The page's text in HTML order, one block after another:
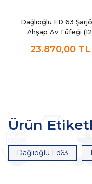
Dağlıoğlu FD 63
Ahşap Av Tüfeği
23.870,00 TL
Ürün
Dağlıoğlu Fd63